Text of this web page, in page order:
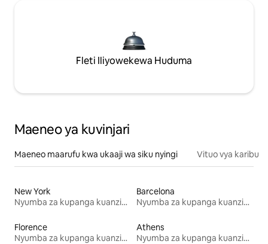
Fleti Iliyowekewa Huduma
Maeneo ya kuvinjari
Maeneo maarufu kwa ukaaji wa siku nyingi Vituo vya karibu
New York
Nyumba za kupanga kuanzia mwezi mmoja
Barcelona
Nyumba za kupanga kuanzia mwezi mmoja
Florence
Nyumba za kupanga kuanzia mwezi mmoja
Athens
Nyumba za kupanga kuanzia mwezi mmoja